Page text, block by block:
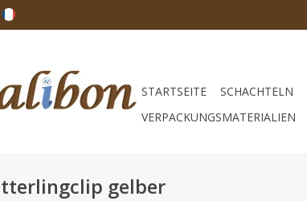
STARTSEITE SCHACHTELN
VERPACKUNGSMATERIALIEN
gelber